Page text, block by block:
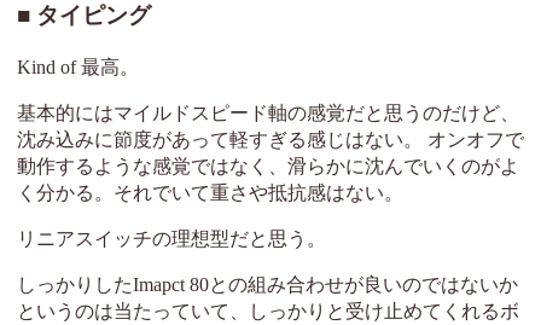
タイピング
Kind of 最高。
基本的にはマイルドスピード軸の感覚だと思うのだけど、
沈み込みに節度があって軽すぎる感じはない。 オンオフで
動作するような感覚ではなく、滑らかに沈んでいくのがよ
く分かる。それでいて重さや抵抗感はない。
リニアスイッチの理想型だと思う。
しっかりしたImapct 80との組み合わせが良いのではないか
というのは当たっていて、しっかりと受け止めてくれるボ